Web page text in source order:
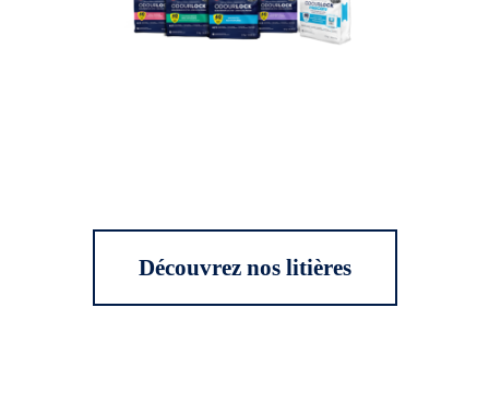
Découvrez nos litières